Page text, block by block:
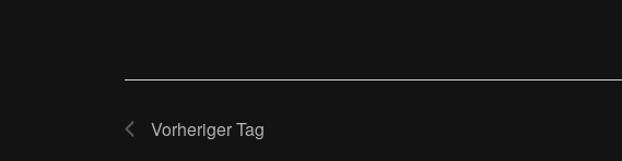
Vorheriger Tag